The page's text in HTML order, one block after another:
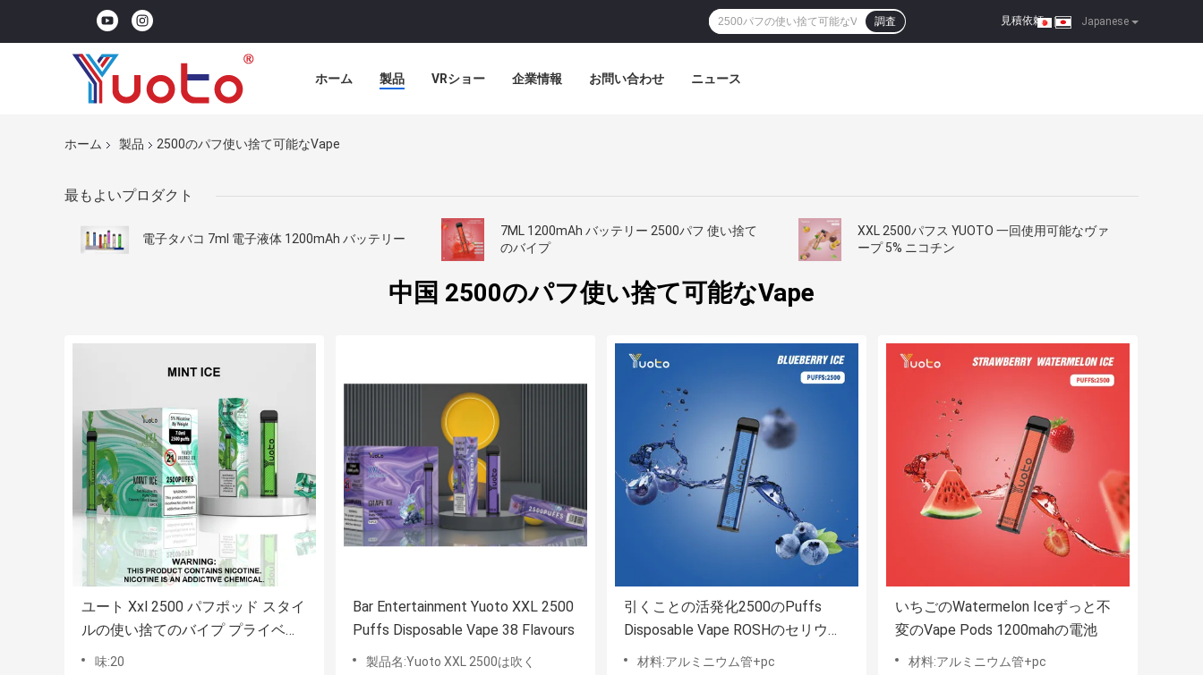
Japanese
見積依頼 |
調査
ホーム 製品 VRショー 企業情報 お問い合わせ ニュース
ホーム 製品 2500のパフ使い捨て可能なVape
最もよいプロダクト
電子タバコ 7ml 電子液体 1200mAh バッテリー
7ML 1200mAh バッテリー 2500パフ 使い捨て
のバイプ
XXL 2500パフス YUOTO 一回使用可能なヴァ
ープ 5% ニコチン
中国 2500のパフ使い捨て可能なVape
ユート Xxl 2500 パフポッド スタイ
ルの使い捨てのバイプ プライベー
トモデル 1200mah バッテリー
味:20
Bar Entertainment Yuoto XXL 2500
Puffs Disposable Vape 38 Flavours
製品名:Yuoto XXL 2500は吹く
引くことの活発化2500のPuffs
Disposable Vape ROSHのセリウム
Certificated
材料:アルミニウム管+pc
いちごのWatermelon Iceずっと不
変のVape Pods 1200mahの電池
材料:アルミニウム管+pc